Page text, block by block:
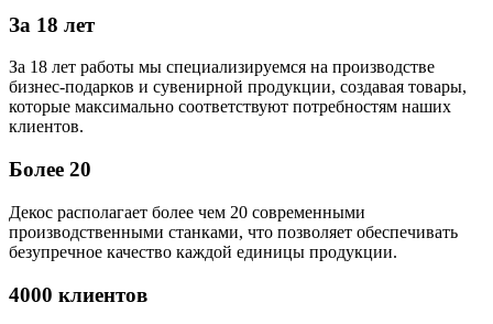
За 18 лет
За 18 лет работы мы специализируемся на производстве
бизнес-подарков и сувенирной продукции, создавая товары,
которые максимально соответствуют потребностям наших
клиентов.
Более 20
Декос располагает более чем 20 современными
производственными станками, что позволяет обеспечивать
безупречное качество каждой единицы продукции.
4000 клиентов